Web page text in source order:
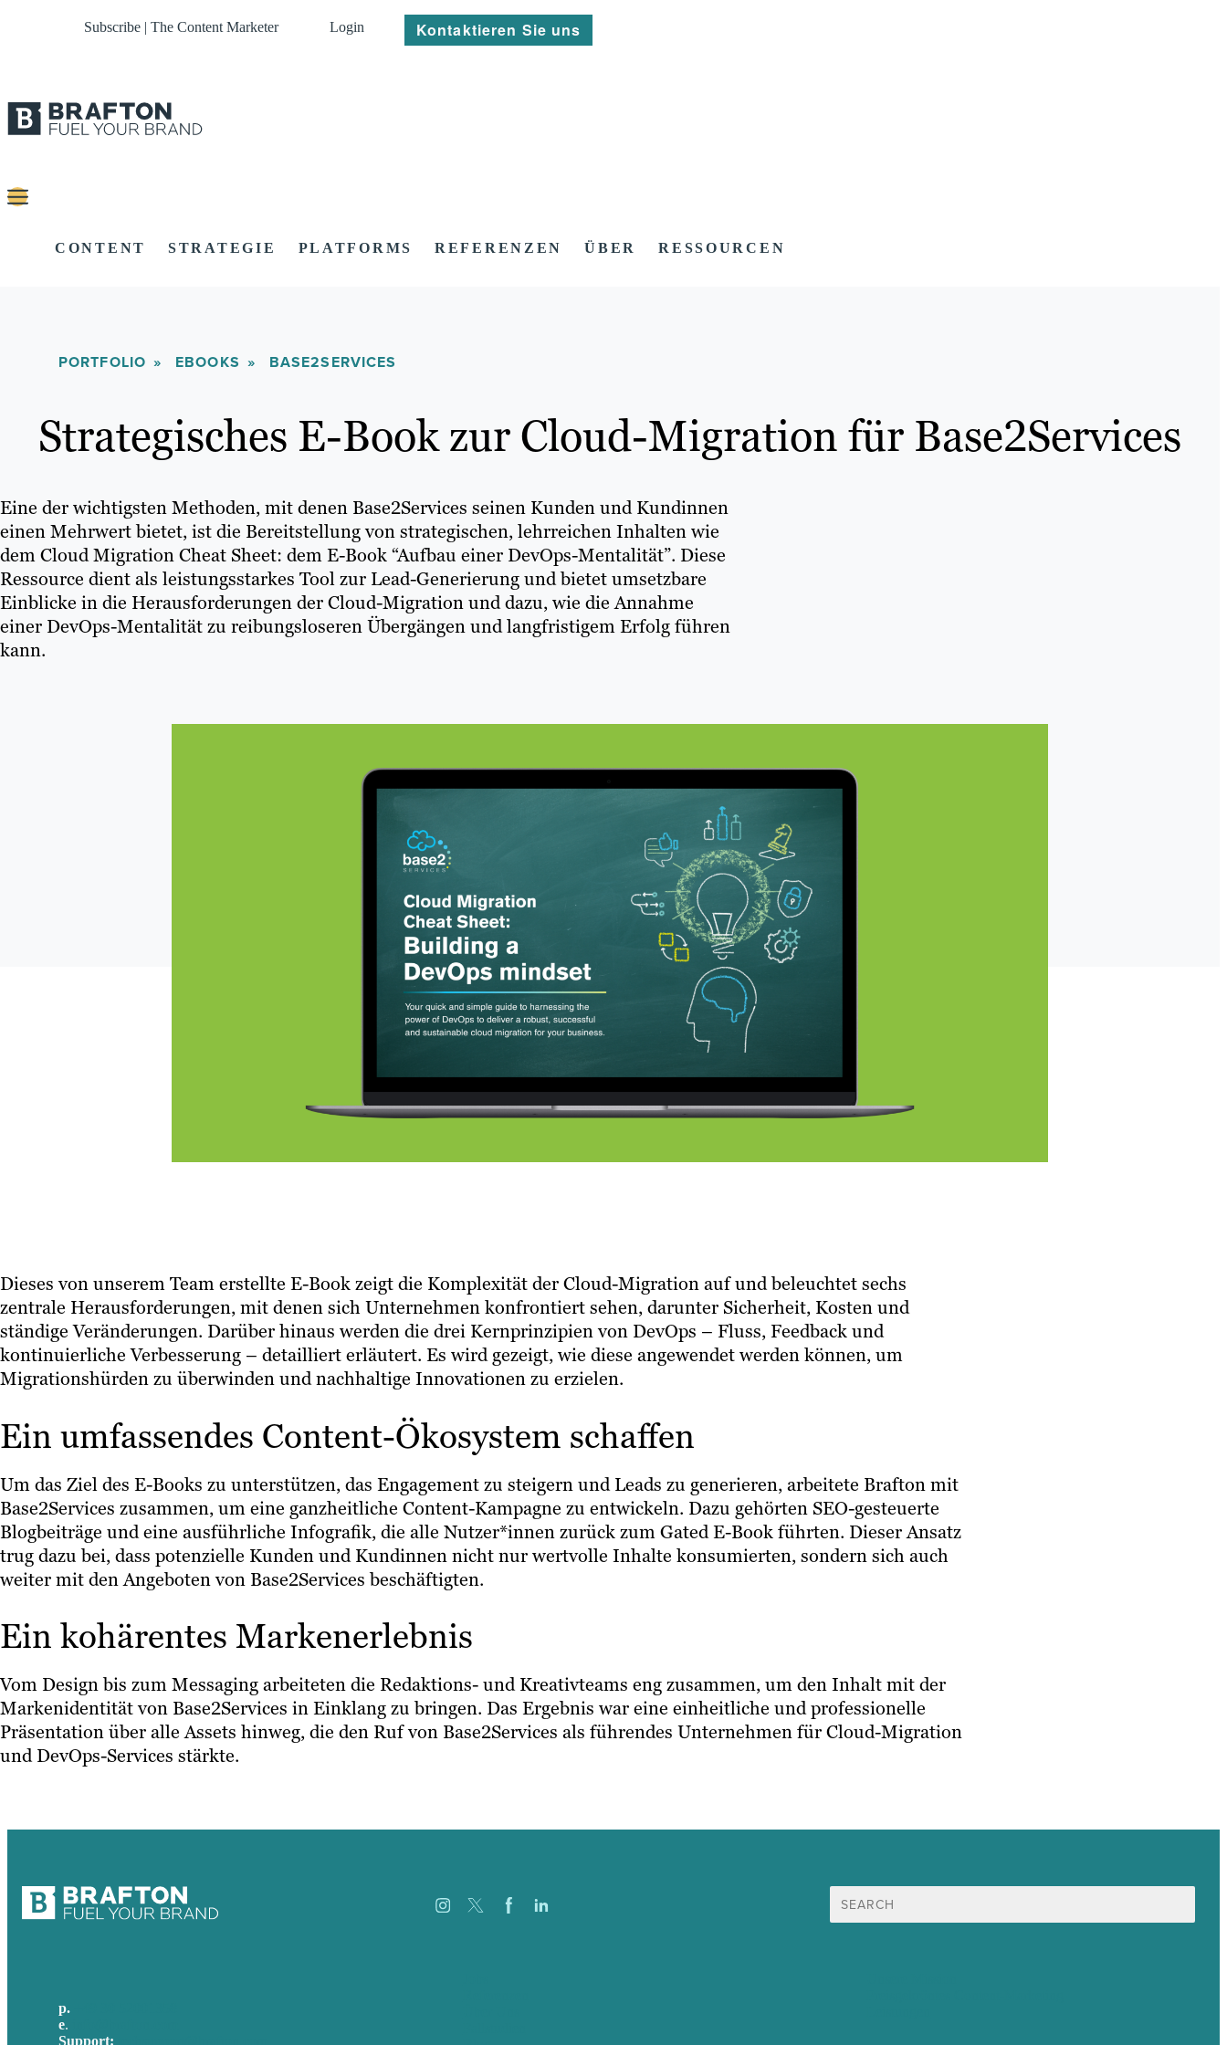
Subscribe | The Content Marketer Login Kontaktieren Sie uns
CONTENT STRATEGIE PLATFORMS REFERENZEN ÜBER RESSOURCEN
PORTFOLIO EBOOKS BASE2SERVICES
Strategisches E-Book zur Cloud-Migration für Base2Services
Eine der wichtigsten Methoden, mit denen Base2Services seinen Kunden und Kundinnen
einen Mehrwert bietet, ist die Bereitstellung von strategischen, lehrreichen Inhalten wie
dem Cloud Migration Cheat Sheet: dem E-Book “Aufbau einer DevOps-Mentalität”. Diese
Ressource dient als leistungsstarkes Tool zur Lead-Generierung und bietet umsetzbare
Einblicke in die Herausforderungen der Cloud-Migration und dazu, wie die Annahme
einer DevOps-Mentalität zu reibungsloseren Übergängen und langfristigem Erfolg führen
kann.
Dieses von unserem Team erstellte E-Book zeigt die Komplexität der Cloud-Migration auf und beleuchtet sechs
zentrale Herausforderungen, mit denen sich Unternehmen konfrontiert sehen, darunter Sicherheit, Kosten und
ständige Veränderungen. Darüber hinaus werden die drei Kernprinzipien von DevOps – Fluss, Feedback und
kontinuierliche Verbesserung – detailliert erläutert. Es wird gezeigt, wie diese angewendet werden können, um
Migrationshürden zu überwinden und nachhaltige Innovationen zu erzielen.
Ein umfassendes Content-Ökosystem schaffen
Um das Ziel des E-Books zu unterstützen, das Engagement zu steigern und Leads zu generieren, arbeitete Brafton mit
Base2Services zusammen, um eine ganzheitliche Content-Kampagne zu entwickeln. Dazu gehörten SEO-gesteuerte
Blogbeiträge und eine ausführliche Infografik, die alle Nutzer*innen zurück zum Gated E-Book führten. Dieser Ansatz
trug dazu bei, dass potenzielle Kunden und Kundinnen nicht nur wertvolle Inhalte konsumierten, sondern sich auch
weiter mit den Angeboten von Base2Services beschäftigten.
Ein kohärentes Markenerlebnis
Vom Design bis zum Messaging arbeiteten die Redaktions- und Kreativteams eng zusammen, um den Inhalt mit der
Markenidentität von Base2Services in Einklang zu bringen. Das Ergebnis war eine einheitliche und professionelle
Präsentation über alle Assets hinweg, die den Ruf von Base2Services als führendes Unternehmen für Cloud-Migration
und DevOps-Services stärkte.
nach:
p.
e.
Support: